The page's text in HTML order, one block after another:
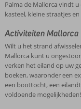
Palma de Mallorca vindt
kasteel, kleine straatjes
Activiteiten Mallorca
Wilt u het strand
Mallorca kunt u
verken het eiland op uw
boeken, waaronder een
een boottocht, een
voldoende mogelijkheden!